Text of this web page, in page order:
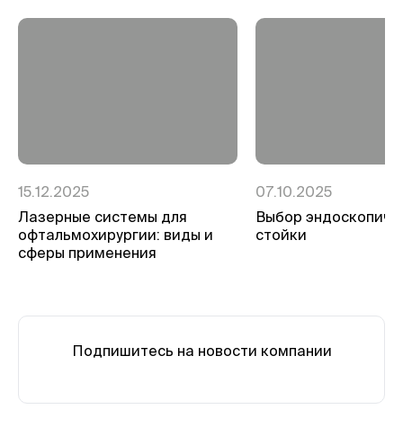
15.12.2025
Лазерные системы для
офтальмохирургии: виды и
сферы применения
07.10.2025
Выбор
стойки
Подпишитесь на новости компании